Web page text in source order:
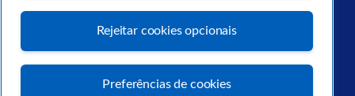
Rejeitar cookies opcionais
Preferências de cookies